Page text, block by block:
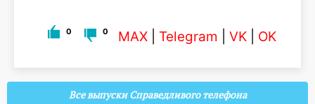
0 0 MAX Telegram VK OK
Все выпуски Справедливого телефона